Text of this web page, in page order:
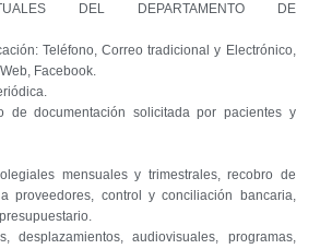
DEL DEPARTAMENTO DE
Teléfono, Correo tradicional y Electrónico,
Facebook.
de documentación solicitada por pacientes y
mensuales y trimestrales, recobro de
proveedores, control y conciliación bancaria,
desplazamientos, audiovisuales, programas,